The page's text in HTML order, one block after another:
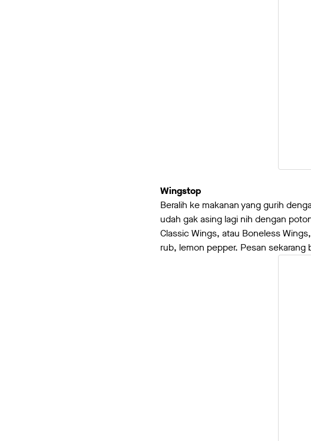
Wingstop
Beralih ke makanan yang gurih
udah gak asing lagi nih dengan
Classic Wings, atau Boneless
rub, lemon pepper. Pesan